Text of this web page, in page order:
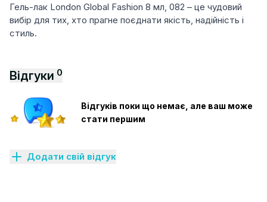
Гель-лак London Global Fashion 8 мл, 082 – це чудовий
вибір для тих, хто прагне поєднати якість, надійність і
стиль.
Відгуки 0
Відгуків поки що немає, але ваш може
стати першим
Додати свій відгук